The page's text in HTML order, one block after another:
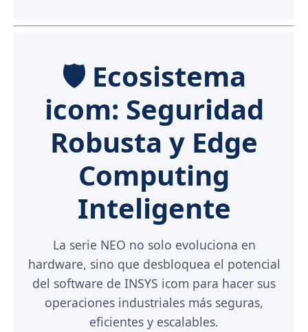
🛡️ Ecosistema
icom: Seguridad
Robusta y Edge
Computing
Inteligente
La serie NEO no solo evoluciona en
hardware, sino que desbloquea el potencial
del software de INSYS icom para hacer sus
operaciones industriales más seguras,
eficientes y escalables.